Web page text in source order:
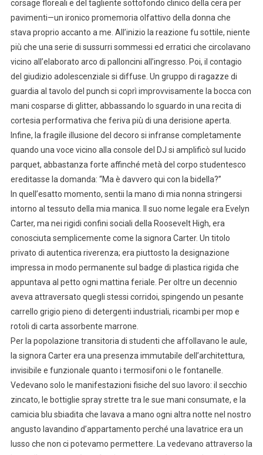
corsage floreali e del tagliente sottofondo clinico della cera per
pavimenti—un ironico promemoria olfattivo della donna che
stava proprio accanto a me. All’inizio la reazione fu sottile, niente
più che una serie di sussurri sommessi ed erratici che circolavano
vicino all’elaborato arco di palloncini all’ingresso. Poi, il contagio
del giudizio adolescenziale si diffuse. Un gruppo di ragazze di
guardia al tavolo del punch si coprì improvvisamente la bocca con
mani cosparse di glitter, abbassando lo sguardo in una recita di
cortesia performativa che feriva più di una derisione aperta.
Infine, la fragile illusione del decoro si infranse completamente
quando una voce vicino alla console del DJ si amplificò sul lucido
parquet, abbastanza forte affinché metà del corpo studentesco
ereditasse la domanda: “Ma è davvero qui con la bidella?”
In quell’esatto momento, sentii la mano di mia nonna stringersi
intorno al tessuto della mia manica. Il suo nome legale era Evelyn
Carter, ma nei rigidi confini sociali della Roosevelt High, era
conosciuta semplicemente come la signora Carter. Un titolo
privato di autentica riverenza; era piuttosto la designazione
impressa in modo permanente sul badge di plastica rigida che
appuntava al petto ogni mattina feriale. Per oltre un decennio
aveva attraversato quegli stessi corridoi, spingendo un pesante
carrello grigio pieno di detergenti industriali, ricambi per mop e
rotoli di carta assorbente marrone.
Per la popolazione transitoria di studenti che affollavano le aule,
la signora Carter era una presenza immutabile dell’architettura,
invisibile e funzionale quanto i termosifoni o le fontanelle.
Vedevano solo le manifestazioni fisiche del suo lavoro: il secchio
zincato, le bottiglie spray strette tra le sue mani consumate, e la
camicia blu sbiadita che lavava a mano ogni altra notte nel nostro
angusto lavandino d’appartamento perché una lavatrice era un
lusso che non ci potevamo permettere. La vedevano attraverso la